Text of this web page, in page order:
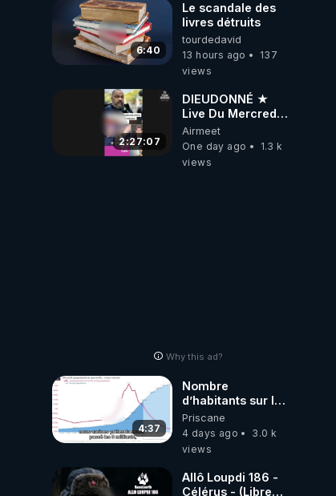
6:40
Le scandale des
livres détruits
tourdedavid
13 hours ago
137
views
2:27:07
DIEUDONNÉ ★
Live Du Mercredi
5 Août 2026
Airmeet
One day ago
1.3 k
views
Why this ad?
4:37
Nombre
d’habitants sur la
planète Terre…
Priscane
4 days ago
3.0 k
views
Allô Loupdi 186 -
Célérus - (Libre